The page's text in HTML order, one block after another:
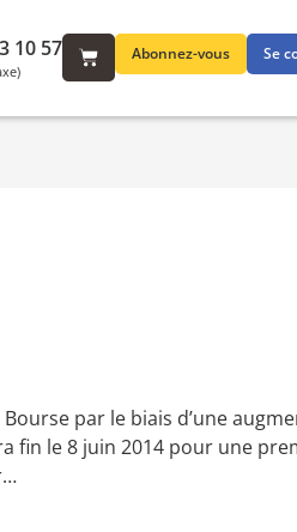
Abonnez-vous Se
10 57
Bourse par le biais d’une
fin le 8 juin 2014 pour une